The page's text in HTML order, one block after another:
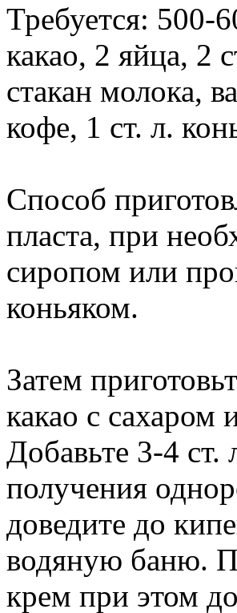
Требуется: 500-
какао, 2 яйца, 2
стакан молока,
кофе, 1 ст. л.
Способ
пласта, при
сиропом или
коньяком.
Затем
какао с
Добавьте 3-4
получения
доведите до
водяную баню.
крем при этом